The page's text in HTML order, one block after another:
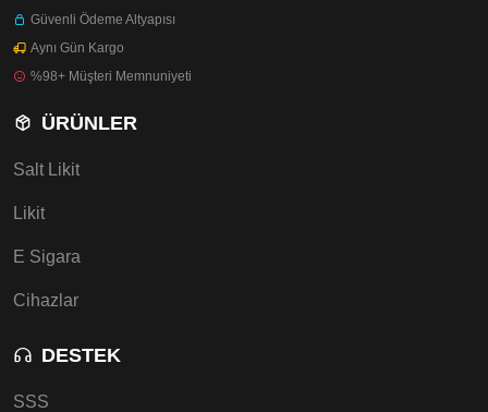
Güvenli Ödeme Altyapısı
Aynı Gün Kargo
%98+ Müşteri Memnuniyeti
ÜRÜNLER
Salt Likit
Likit
E Sigara
Cihazlar
DESTEK
SSS